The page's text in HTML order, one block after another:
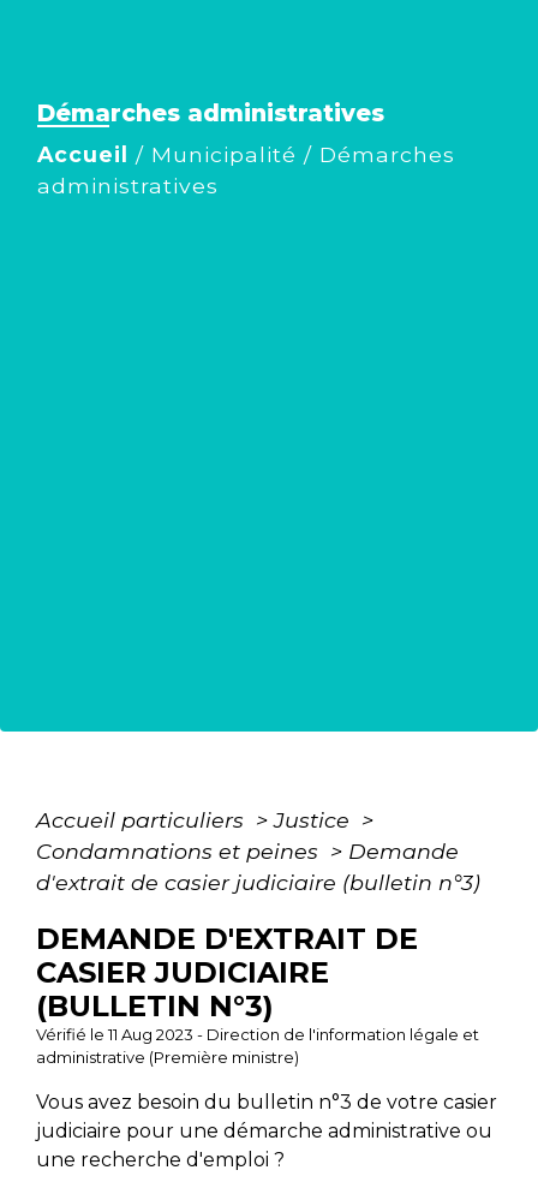
Démarches administratives
Accueil / Municipalité / Démarches
administratives
Accueil particuliers > Justice >
Condamnations et peines > Demande
d'extrait de casier judiciaire (bulletin n°3)
DEMANDE D'EXTRAIT DE
CASIER JUDICIAIRE
(BULLETIN N°3)
Vérifié le 11 Aug 2023 - Direction de l'information légale et
administrative (Première ministre)
Vous avez besoin du bulletin n°3 de votre casier
judiciaire pour une démarche administrative ou
une recherche d'emploi ?